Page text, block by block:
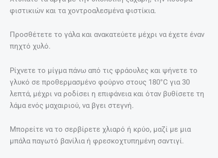
φιστικιών και τα χοντροαλεσμένα φιστίκια.
Προσθέτετε το γάλα και ανακατεύετε μέχρι να έχετε έναν
πηχτό χυλό.
Ρίχνετε το μίγμα πάνω από τις φράουλες και ψήνετε το
γλυκό σε προθερμασμένο φούρνο στους 180°C για 30
λεπτά, μέχρι να ροδίσει η επιφάνεια και όταν βυθίσετε τη
λάμα ενός μαχαιριού, να βγει στεγνή.
Μπορείτε να το σερβίρετε χλιαρό ή κρύο, μαζί με μια
μπάλα παγωτό βανίλια ή φρεσκοχτυπημένη σαντιγί.